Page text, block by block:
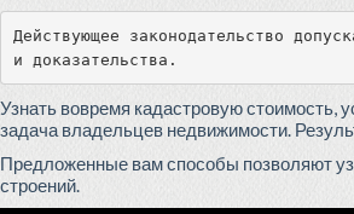
Действующее законодательство
и доказательства.
Узнать вовремя кадастровую стоимость,
задача владельцев недвижимости.
Предложенные вам способы позволяют
строений.